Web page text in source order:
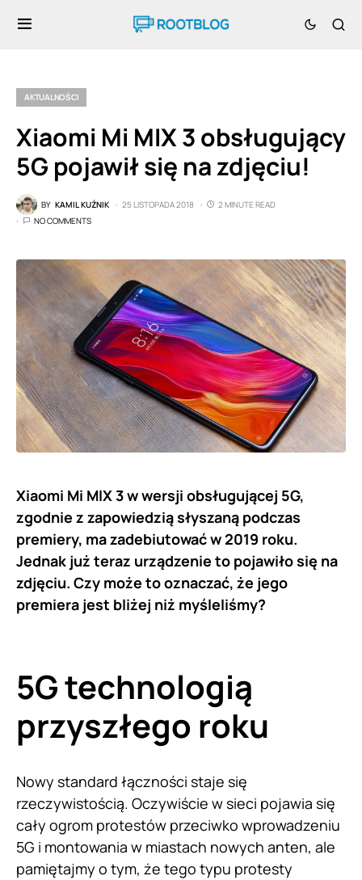
AKTUALNOŚCI
Xiaomi Mi MIX 3 obsługujący
5G pojawił się na zdjęciu!
BY KAMIL KUŹNIK 25 LISTOPADA 2018
2 MINUTE READ
NO COMMENTS
Xiaomi Mi MIX 3 w wersji obsługującej 5G,
zgodnie z zapowiedzią słyszaną podczas
premiery, ma zadebiutować w 2019 roku.
Jednak już teraz urządzenie to pojawiło się na
zdjęciu. Czy może to oznaczać, że jego
premiera jest bliżej niż myśleliśmy?
5G technologią
przyszłego roku
Nowy standard łączności staje się
rzeczywistością. Oczywiście w sieci pojawia się
cały ogrom protestów przeciwko wprowadzeniu
5G i montowania w miastach nowych anten, ale
pamiętajmy o tym, że tego typu protesty